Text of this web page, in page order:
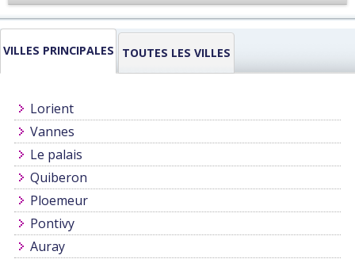
CARTE DE FRANCE
INFORMATIONS
VILLES PRINCIPALES TOUTES LES VILLES
Lorient
Vannes
Le palais
Quiberon
Ploemeur
Pontivy
Auray